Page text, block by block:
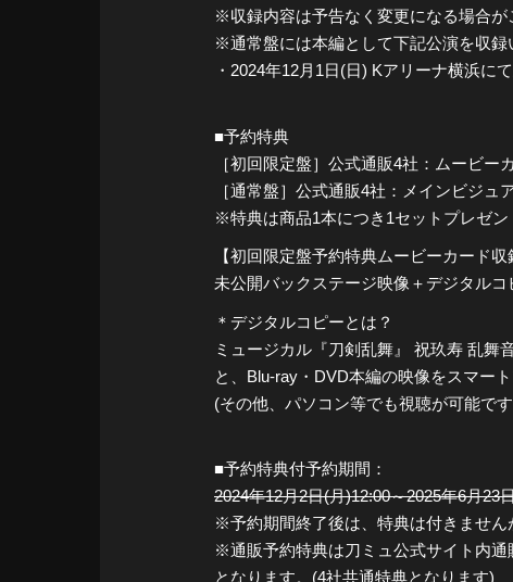
※収録内容は予告なく変更になる場合が
※通常盤には本編として下記公演を収録
・2024年12月1日(日) Kアリーナ横浜に
■予約特典
［初回限定盤］公式通販4社：ムービー
［通常盤］公式通販4社：メインビジュ
※特典は商品1本につき1セットプレゼン
【初回限定盤予約特典ムービーカード収
未公開バックステージ映像＋デジタルコ
＊デジタルコピーとは？
ミュージカル『刀剣乱舞』 祝玖寿 乱舞
と、Blu-ray・DVD本編の映像をスマー
(その他、パソコン等でも視聴が可能で
■予約特典付予約期間：
2024年12月2日(月)12:00～2025年6月23
※予約期間終了後は、特典は付きません
※通販予約特典は刀ミュ公式サイト内
となります。(4社共通特典となります)